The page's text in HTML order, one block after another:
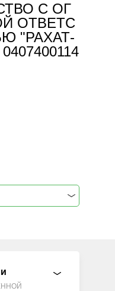
С ОГ
ОТВЕТС
"РАХАТ-